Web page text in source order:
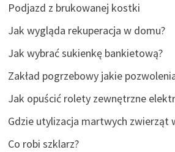
Podjazd z brukowanej kostki
Jak wygląda rekuperacja w domu?
Jak wybrać sukienkę bankietową?
Zakład pogrzebowy jakie
Jak opuścić rolety zewnętrzne
Gdzie utylizacja martwych zwierząt
Co robi szklarz?